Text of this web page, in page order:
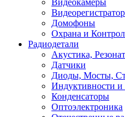
Видеокамеры
Домофоны
Охрана и
Радиодетали
Акустика,
Датчики
Диоды, Мосты,
Индуктивности и
Конденсаторы
Оптоэлектроника